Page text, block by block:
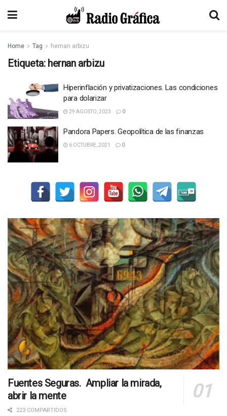
Home Tag hernan arbizu
Etiqueta: hernan arbizu
Hiperinflación y privatizaciones. Las condiciones
para dolarizar
29 AGOSTO, 2023 0
Pandora Papers. Geopolítica de las finanzas
6 OCTUBRE, 2021 0
Fuentes Seguras. Ampliar la mirada,
abrir la mente
223 COMPARTIDOS